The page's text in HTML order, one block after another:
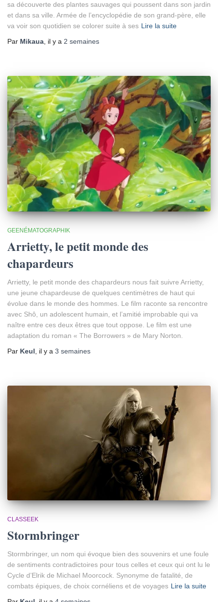
sa découverte des plantes sauvages qui poussent dans son jardin
et dans sa ville. Armée de l’encyclopédie de son grand-père, elle
va voir son quotidien se colorer suite à ses Lire la suite
Par Mikaua, il y a 2 semaines
GEENÉMATOGRAPHIK
Arrietty, le petit monde des
chapardeurs
Arrietty, le petit monde des chapardeurs nous fait suivre Arrietty,
une jeune chapardeuse de quelques centimètres de haut qui
évolue dans le monde des hommes. Le film raconte sa rencontre
avec Shô, un adolescent humain, et l’amitié improbable qui va
naître entre ces deux êtres que tout oppose. Le film est une
adaptation du roman « The Borrowers » de Mary Norton.
Par Keul , il y a 3 semaines
CLASSEEK
Stormbringer
Stormbringer, un nom qui évoque bien des souvenirs et une foule
de sentiments contradictoires pour tous celles et ceux qui ont lu le
Cycle d’Elrik de Michael Moorcock. Synonyme de fatalité, de
combats épiques, de choix cornéliens et de voyages Lire la suite